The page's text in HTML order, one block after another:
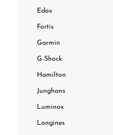
Edox
Fortis
Garmin
G-Shock
Hamilton
Junghans
Luminox
Longines